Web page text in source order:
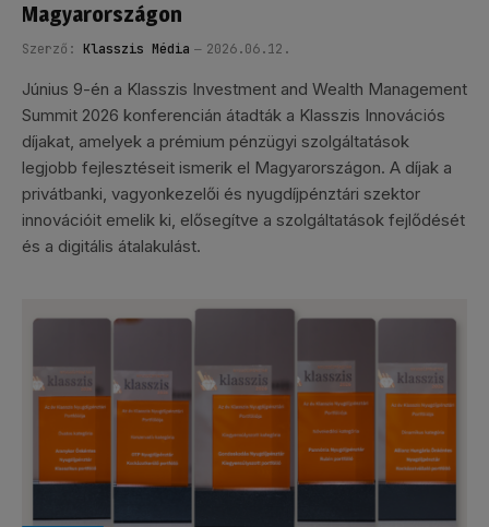
Magyarországon
Szerző: Klasszis Média 2026.06.12.
Június 9-én a Klasszis Investment and Wealth Management
Summit 2026 konferencián átadták a Klasszis Innovációs
díjakat, amelyek a prémium pénzügyi szolgáltatások
legjobb fejlesztéseit ismerik el Magyarországon. A díjak a
privátbanki, vagyonkezelői és nyugdíjpénztári szektor
innovációit emelik ki, elősegítve a szolgáltatások fejlődését
és a digitális átalakulást.